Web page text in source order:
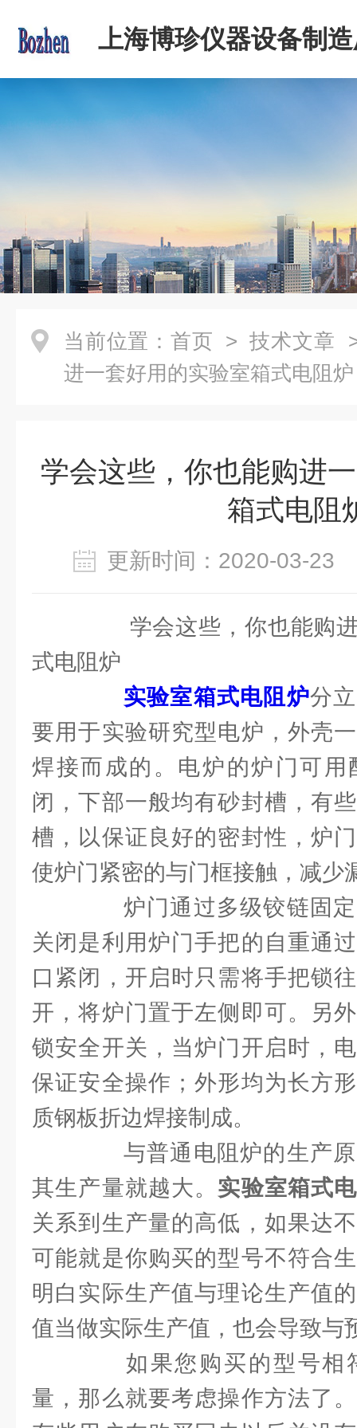
上海博珍仪器设备制
当前位置： 首页 > 技术文章
进一套好用的实验室箱式电阻炉
学会这些，你也能购进
箱式电阻
更新时间：2020-03-
学会这些，你也能购进
式电阻炉
实验室箱式电阻炉分
要用于实验研究型电炉，外壳
焊接而成的。电炉的炉门可用
闭，下部一般均有砂封槽，有
槽，以保证良好的密封性，炉
使炉门紧密的与门框接触，减少
炉门通过多级铰链固定
关闭是利用炉门手把的自重通
口紧闭，开启时只需将手把锁
开，将炉门置于左侧即可。另
锁安全开关，当炉门开启时，
保证安全操作；外形均为长方
质钢板折边焊接制成。
与普通电阻炉的生产原
其生产量就越大。 实验室箱式
关系到生产量的高低，如果达
可能就是你购买的型号不符合
明白实际生产值与理论生产值
值当做实际生产值，也会导致与
如果您购买的型号相
量，那么就要考虑操作方法了